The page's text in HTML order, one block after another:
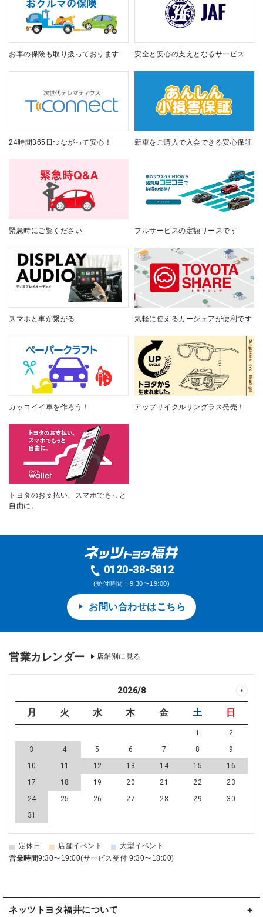
お車の保険も取り扱っております 安全と安心の支えとなるサービス
24時間365日つながって安心！ 新車をご購入で入会できる安心保証
緊急時にご覧ください フルサービスの定額リースです
スマホと車が繋がる 気軽に使えるカーシェアが便利です
カッコイイ車を作ろう！ アップサイクルサングラス発売！
トヨタのお支払い、スマホでもっと
自由に。
0120-38-5812
(受付時間：9:30〜19:00)
お問い合わせはこちら
営業カレンダー 店舗別に見る
2026/8
月 火 水 木 金 土 日
1
2
3
4 5 6 7 8
9
10
11 12 13 14 15
16
17
18 19 20 21 22
23
24
25 26 27 28 29
30
31
■ 定休日 ■ 店舗イベント ■ 大型イベント
営業時間9:30〜19:00(サービス受付 9:30〜18:00)
ネッツトヨタ福井について